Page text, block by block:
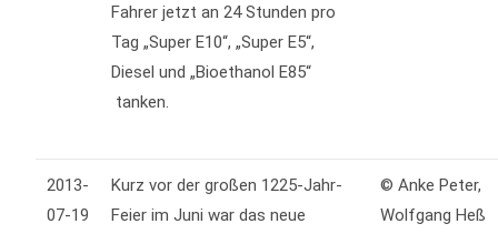
Fahrer jetzt an 24 Stunden pro
Tag „Super E10“, „Super E5“,
Diesel und „Bioethanol E85“
tanken.
2013-
07-19
Kurz vor der großen 1225-Jahr-
Feier im Juni war das neue
© Anke Peter,
Wolfgang Heß